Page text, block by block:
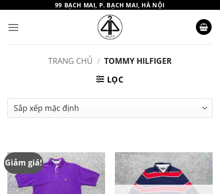
nội
dung
99 BẠCH MAI, P. BẠCH MAI, HÀ NỘI
TRANG CHỦ / TOMMY HILFIGER
LỌC
Giảm giá!